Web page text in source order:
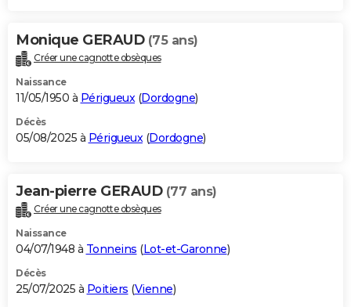
Monique GERAUD (75 ans)
Créer une cagnotte obsèques
Naissance
11/05/1950 à Périgueux(Dordogne)
Décès
05/08/2025 à Périgueux(Dordogne)
Jean-pierre GERAUD (77 ans)
Créer une cagnotte obsèques
Naissance
04/07/1948 à Tonneins (Lot-et-Garonne)
Décès
25/07/2025 à Poitiers (Vienne)